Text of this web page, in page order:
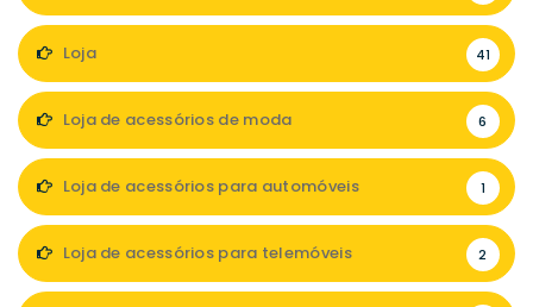
Loja 41
Loja de acessórios de moda 6
Loja de acessórios para automóveis 1
Loja de acessórios para telemóveis 2